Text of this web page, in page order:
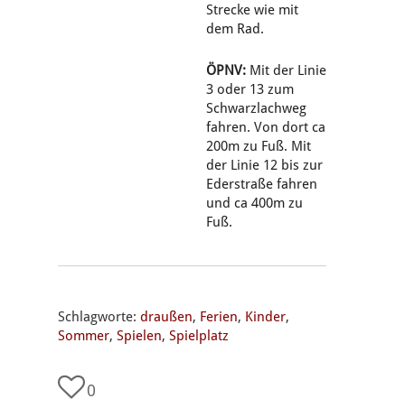
Strecke wie mit
dem Rad.
ÖPNV: Mit der Linie
3 oder 13 zum
Schwarzlachweg
fahren. Von dort ca
200m zu Fuß. Mit
der Linie 12 bis zur
Ederstraße fahren
und ca 400m zu
Fuß.
Schlagworte: draußen, Ferien, Kinder,
Sommer, Spielen, Spielplatz
0